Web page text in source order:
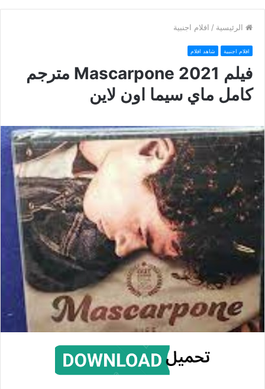
الرئيسية / افلام اجنبية
افلام اجنبية شاهد افلام
فيلم Mascarpone 2021 مترجم
كامل ماي سيما اون لاين